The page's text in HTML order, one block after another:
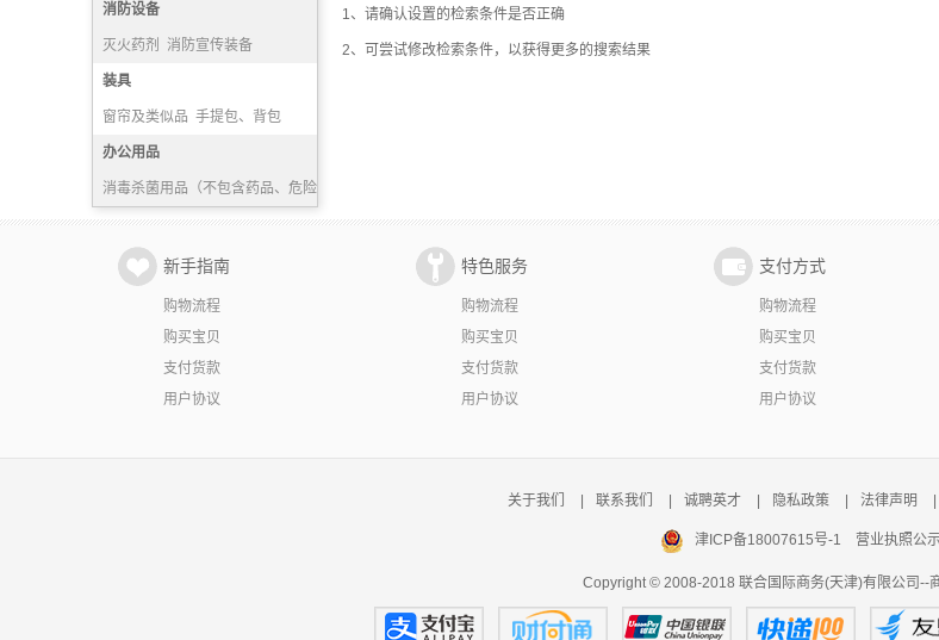
厨房操作台
消防设备
灭火药剂 消防宣传装备
消防报警机
隔绝式正压氧气呼吸器
装具
窗帘及类似品 手提包、背包
床罩 鞋、靴及附件
办公用品
消毒杀菌用品（不包含药品、危险化学品）
鼓粉盒 教具 颜料
1、请确认设置的检索条件是否正确
2、可尝试修改检索条件，以获得更多的搜索结果
新手指南
购物流程
购买宝贝
支付货款
用户协议
特色服务
购物流程
购买宝贝
支付货款
用户协议
支付方式
购物流程
购买宝贝
支付货款
用户协议
关于我们 联系我们 诚聘英才 隐私政策 法律声明
津ICP备18007615号-1 营业执照公
Copyright © 2008-2018 联合国际商务(天津)有限公司--